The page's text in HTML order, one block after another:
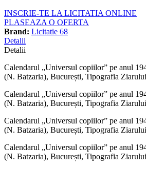
INSCRIE-TE LA LICITATIA ONLINE
PLASEAZA O OFERTA
Brand: Licitatie 68
Detalii
Detalii
Calendarul „Universul copiilor” pe anul
(N. Batzaria), București, Tipografia
Calendarul „Universul copiilor” pe anul
(N. Batzaria), București, Tipografia
Calendarul „Universul copiilor” pe anul
(N. Batzaria), București, Tipografia
Calendarul „Universul copiilor” pe anul
(N. Batzaria), București, Tipografia